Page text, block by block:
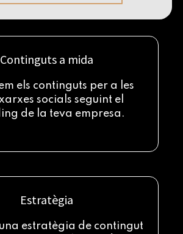
Continguts a mida
els continguts per a les
socials seguint el
de la teva empresa.
Estratègia
estratègia de contingut